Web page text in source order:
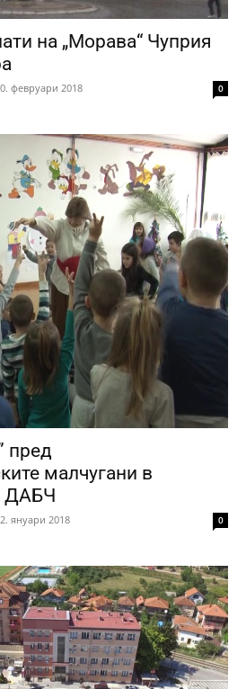
на „Морава“ Чуприя
февруари 2018 0
пред
малчугани в
ДАБЧ
януари 2018 0